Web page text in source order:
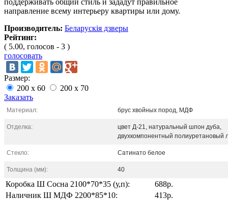
направление всему интерьеру квартиры или дому.
Производитель: Беларускія дзверы
Рейтинг:
( 5.00, голосов - 3 )
голосовать
Размер:
200 x 60
200 x 70
Заказать
Материал: брус хвойных пород, МДФ
Отделка:
цвет Д-21, натуральный шпон дуба,
двухкомпонентный полиуретановый
Стекло: Сатинато белое
Толщина (мм): 40
Коробка Ш Сосна 2100*70*35 (у,п):
688р.
Наличник Ш МДФ 2200*85*10:
413р.